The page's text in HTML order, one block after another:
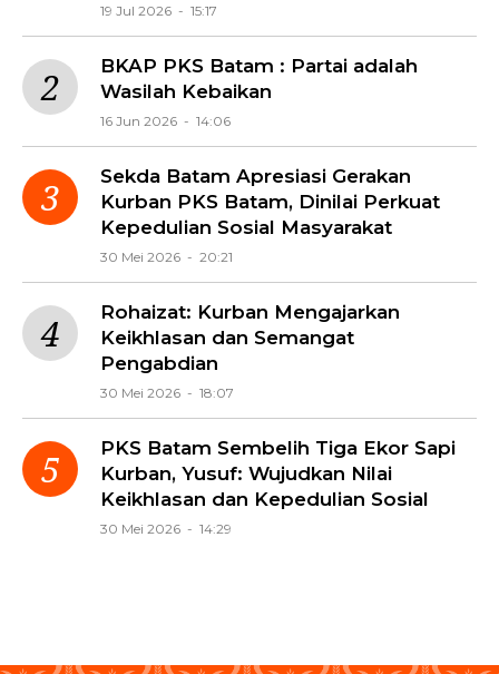
19 Jul 2026 - 15:17
BKAP PKS Batam : Partai adalah
Wasilah Kebaikan
16 Jun 2026 - 14:06
Sekda Batam Apresiasi Gerakan
Kurban PKS Batam, Dinilai Perkuat
Kepedulian Sosial Masyarakat
30 Mei 2026 - 20:21
Rohaizat: Kurban Mengajarkan
Keikhlasan dan Semangat
Pengabdian
30 Mei 2026 - 18:07
PKS Batam Sembelih Tiga Ekor Sapi
Kurban, Yusuf: Wujudkan Nilai
Keikhlasan dan Kepedulian Sosial
30 Mei 2026 - 14:29